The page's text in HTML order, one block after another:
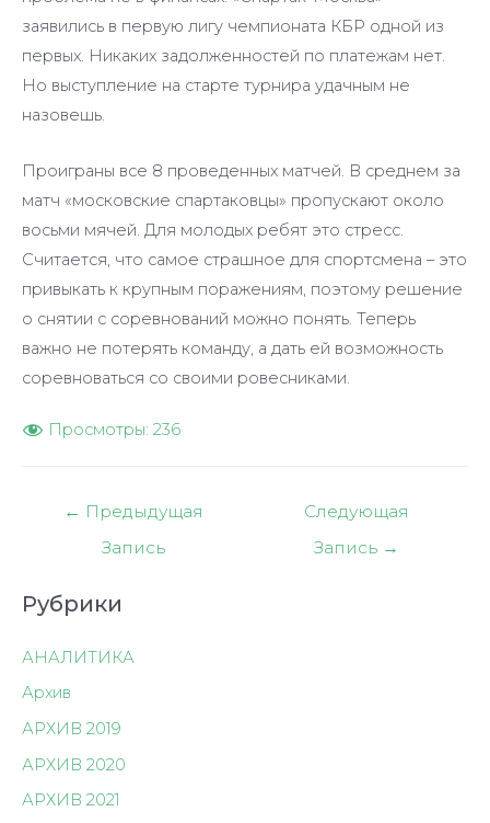
заявились в первую лигу чемпионата КБР одной из
первых. Никаких задолженностей по платежам нет.
Но выступление на старте турнира удачным не
назовешь.
Проиграны все 8 проведенных матчей. В среднем за
матч «московские спартаковцы» пропускают около
восьми мячей. Для молодых ребят это стресс.
Считается, что самое страшное для спортсмена – это
привыкать к крупным поражениям, поэтому решение
о снятии с соревнований можно понять. Теперь
важно не потерять команду, а дать ей возможность
соревноваться со своими ровесниками.
Просмотры: 236
Навигация
← Предыдущая
Запись
Следующая
Запись →
Рубрики
АНАЛИТИКА
Архив
АРХИВ 2019
АРХИВ 2020
АРХИВ 2021